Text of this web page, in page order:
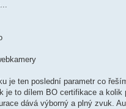
je ten poslední parametr co
je to dílem BO certifikace a kolik
dává výborný a plný zvuk.